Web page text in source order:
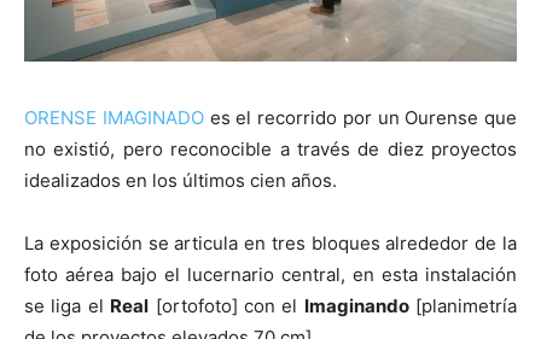
ORENSE IMAGINADOes el recorrido por un Ourense que
no existió, pero reconocible a través de diez proyectos
idealizados en los últimos cien años.
La exposición se articula en tres bloques alrededor de la
foto aérea bajo el lucernario central, en esta instalación
se liga el Real [ortofoto] con el Imaginando[planimetría